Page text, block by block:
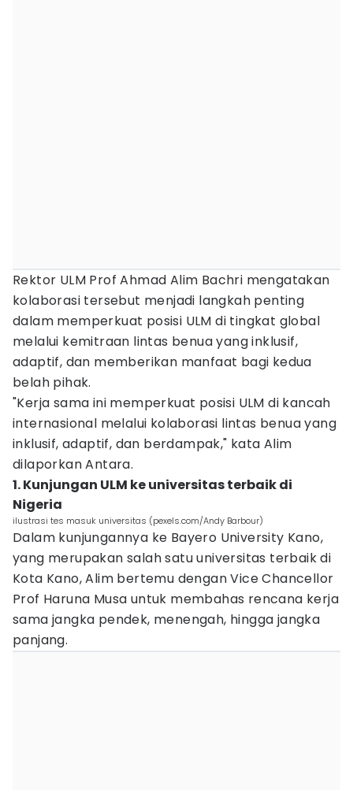
Rektor ULM Prof Ahmad Alim Bachri mengatakan
kolaborasi tersebut menjadi langkah penting
dalam memperkuat posisi ULM di tingkat global
melalui kemitraan lintas benua yang inklusif,
adaptif, dan memberikan manfaat bagi kedua
belah pihak.
"Kerja sama ini memperkuat posisi ULM di kancah
internasional melalui kolaborasi lintas benua yang
inklusif, adaptif, dan berdampak," kata Alim
dilaporkan Antara.
1. Kunjungan ULM ke universitas terbaik di
Nigeria
ilustrasi tes masuk universitas (pexels.com/Andy Barbour)
Dalam kunjungannya ke Bayero University Kano,
yang merupakan salah satu universitas terbaik di
Kota Kano, Alim bertemu dengan Vice Chancellor
Prof Haruna Musa untuk membahas rencana kerja
sama jangka pendek, menengah, hingga jangka
panjang.